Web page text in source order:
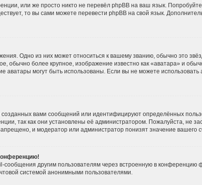
или же просто никто не перевёл phpBB на ваш язык.
то вы сами можете перевести phpBB на свой язык.
Одно из них может относиться к вашему званию, обычно это
обычно более крупное, изображение известно как «аватара» и
аватары могут быть использованы. Если вы не можете
вами сообщений или идентифицируют определённых
так как они установлены её администратором. Пожалуйста, не
и модератор или администратор понизят значение вашего
сообщения другим пользователям через встроенную в
системой анонимными пользователями.